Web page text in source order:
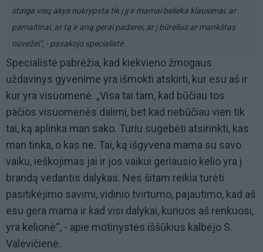
staiga visų akys nukrypsta tik į jį ir mamai belieka klausimai, ar
pamaitinai, ar tą ir aną gerai padarei, ar į būrelius ar mankštas
nuvežei“, - pasakojo specialistė.
Specialistė pabrėžia, kad kiekvieno žmogaus
uždavinys gyvenime yra išmokti atskirti, kur esu aš ir
kur yra visuomenė. „Visa tai tam, kad būčiau tos
pačios visuomenės dalimi, bet kad nebūčiau vien tik
tai, ką aplinka man sako. Turiu sugebėti atsirinkti, kas
man tinka, o kas ne. Tai, ką išgyvena mama su savo
vaiku, ieškojimas jai ir jos vaikui geriausio kelio yra į
brandą vedantis dalykas. Nes šitam reikia turėti
pasitikėjimo savimi, vidinio tvirtumo, pajautimo, kad aš
esu gera mama ir kad visi dalykai, kuriuos aš renkuosi,
yra kelionė“, - apie motinystės iššūkius kalbėjo S.
Valevičienė.